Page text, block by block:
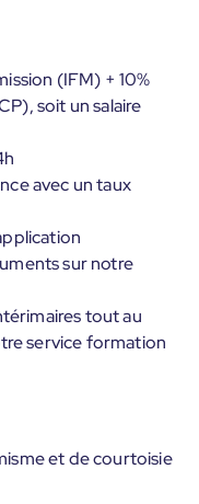
(IFM) + 10%
soit un salaire
avec un taux
sur notre
tout au
service formation
et de courtoisie